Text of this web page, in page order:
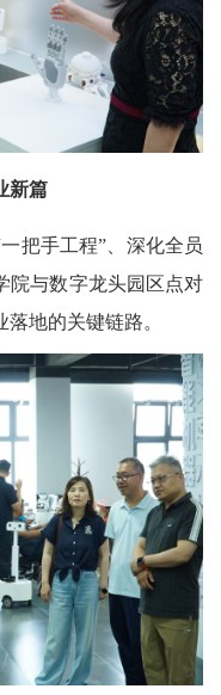
新篇
把手工程”、深化全员
院与数字龙头园区点对
地的关键链路。